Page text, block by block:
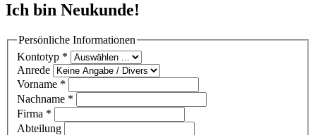
Ich bin Neukunde!
Persönliche Informationen
Kontotyp *
Anrede
Vorname *
Nachname *
Firma *
Abteilung